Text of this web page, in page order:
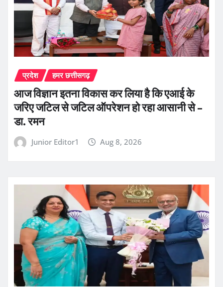
प्रदेश हमर छत्तीसगढ़
आज विज्ञान इतना विकास कर लिया है कि एआई के
जरिए जटिल से जटिल ऑपरेशन हो रहा आसानी से –
डा. रमन
Junior Editor1 Aug 8, 2026